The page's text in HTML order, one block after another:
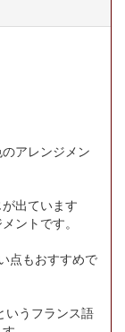
アレンジメン
出ています
ントです。
点もおすすめで
いうフランス語